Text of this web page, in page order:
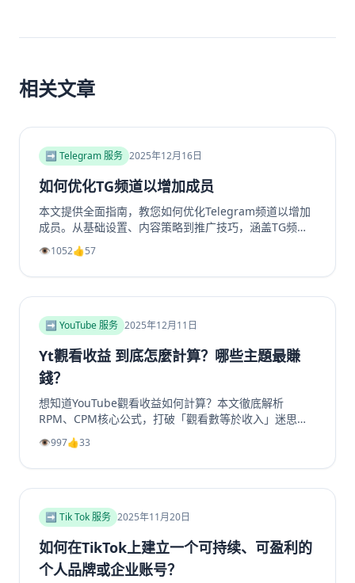
相关文章
➡️ Telegram 服务 2025年12月16日
如何优化TG频道以增加成员
本文提供全面指南，教您如何优化Telegram频道以增加
成员。从基础设置、内容策略到推广技巧，涵盖TG频道
定位、高质量帖子创建、内外推广方法及互动留存策略，
帮助提升频道影响力和成员增长。包括实用SEO建议和专
业工具推荐，如利用涨粉站Telegram增长服务提升频道
👁️1052👍57
➡️ YouTube 服务 2025年12月11日
Yt觀看收益 到底怎麼計算？哪些主題最賺
錢？
想知道YouTube觀看收益如何計算？本文徹底解析
RPM、CPM核心公式，打破「觀看數等於收入」迷思。
深入剖析2025年最具「錢」景的五大內容主題，如金融
投資、科技評測為何CPM最高。更提供超越廣告的多元
變現策略，從頻道會員到品牌合作一次掌握。無論是新手
即了解如何提升你的YouTube视频收益！
👁️997👍33
➡️ Tik Tok 服务 2025年11月20日
如何在TikTok上建立一个可持续、可盈利的
个人品牌或企业账号？